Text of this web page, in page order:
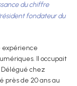
du chiffre
fondateur du
expérience
Il occupait
chez
près de 20 ans au